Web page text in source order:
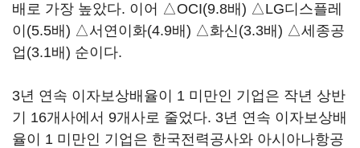
배로 가장 높았다. 이어 △OCI(9.8배) △LG디스플레
이(5.5배) △서연이화(4.9배) △화신(3.3배) △세종공
업(3.1배) 순이다.
3년 연속 이자보상배율이 1 미만인 기업은 작년 상반
기 16개사에서 9개사로 줄었다. 3년 연속 이자보상배
율이 1 미만인 기업은 한국전력공사와 아시아나항공